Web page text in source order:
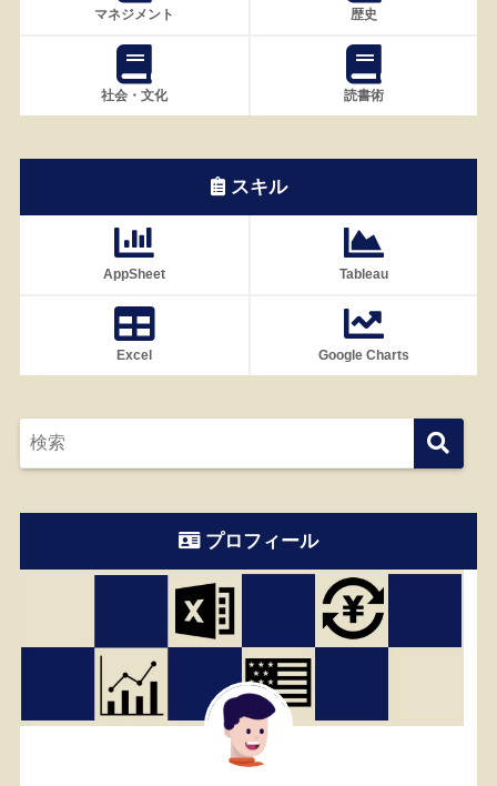
マネジメント 歴史
社会・文化 読書術
スキル
AppSheet Tableau
Excel Google Charts
プロフィール